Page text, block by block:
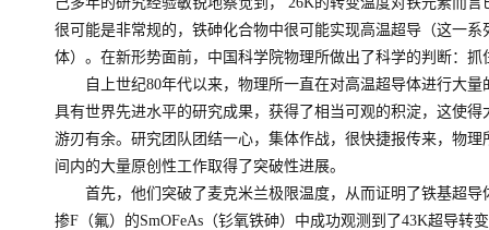
很可能是非常规的，铁砷化合物中很可能实现高温超导（这一
体）。在新形势面前，中国科学院物理所做出了科学的判断：抓
自上世纪80年代以来，物理所一直在对高温超导体进行大量
具有世界先进水平的研究成果，获得了相当可观的积淀，这使
游刃有余。研究团队团结一心，集体作战，很快捷报传来，物
间内的大量原创性工作取得了突破性进展。
首先，他们突破了麦克米兰极限温度，从而证明了铁基超导
掺F（氟）的SmOFeAs（钐氧铁砷）中成功观测到了43K超导转